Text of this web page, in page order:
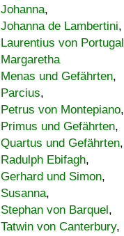
Johanna,
Johanna de Lambertini,
Laurentius von Portugal
Margaretha
Menas und Gefährten,
Parcius,
Petrus von Montepiano,
Primus und Gefährten,
Quartus und Gefährten,
Radulph Ebifagh,
Gerhard und Simon,
Susanna,
Stephan von Barquel,
Tatwin von Canterbury,